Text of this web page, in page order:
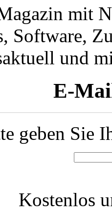
mit
Software,
und
E-
geben Sie
Kostenlos